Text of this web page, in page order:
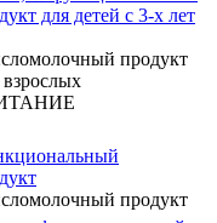
для детей с 3-х лет
продукт
взрослых
продукт